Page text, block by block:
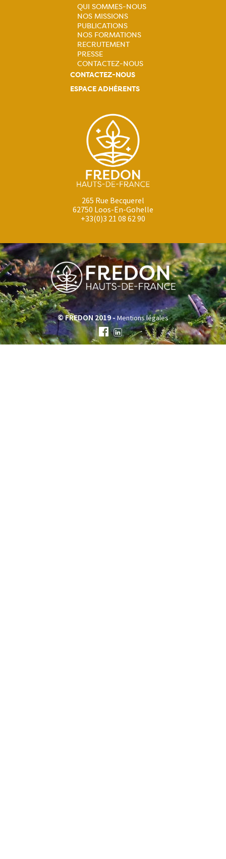
Navigation
principale
QUI SOMMES-NOUS
NOS MISSIONS
PUBLICATIONS
NOS FORMATIONS
RECRUTEMENT
PRESSE
CONTACTEZ-NOUS
CONTACTEZ-NOUS
ESPACE ADHÉRENTS
265 Rue Becquerel
62750 Loos-En-Gohelle
+33(0)3 21 08 62 90
© FREDON 2019 -Mentions légales